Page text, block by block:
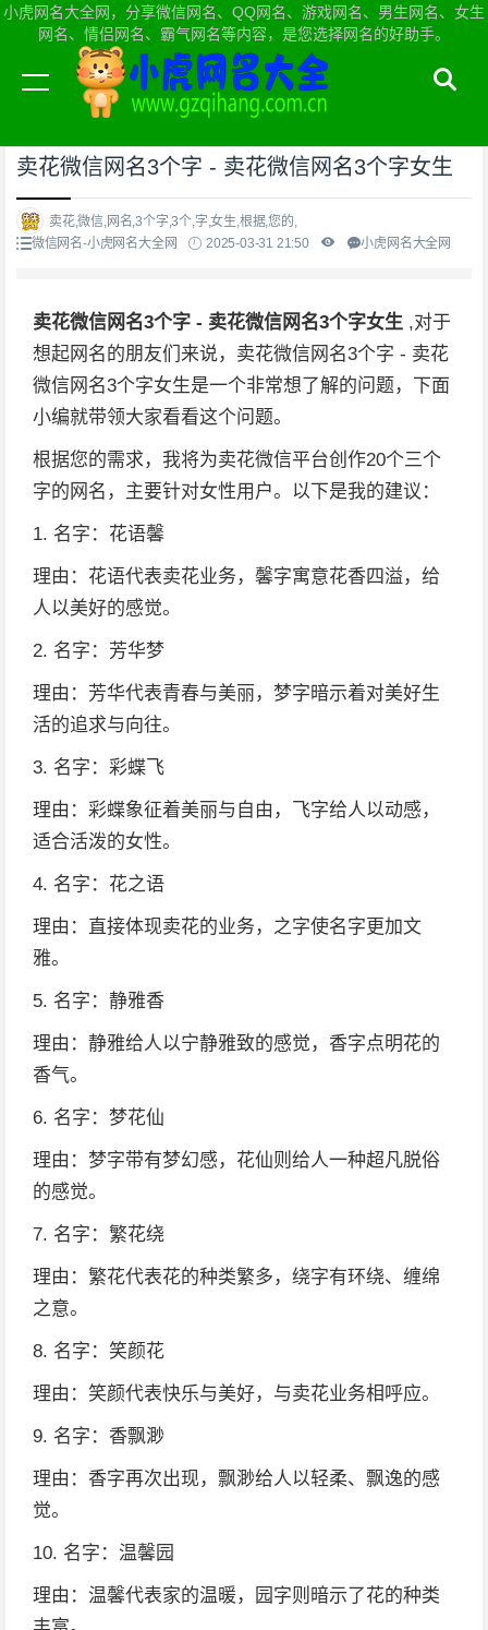
小虎网名大全网，分享微信网名、QQ网名、游戏网名、男生网名、女生
网名、情侣网名、霸气网名等内容，是您选择网名的好助手。
当前位置：小虎网名大全网首页>微信网名
卖花微信网名3个字 - 卖花微信网名3个字女生
卖花,微信,网名,3个字,3个,字,女生,根据,您的,
微信网名-小虎网名大全网
2025-03-31 21:50 小虎网名大全网
卖花微信网名3个字 - 卖花微信网名3个字女生 ,对于
想起网名的朋友们来说，卖花微信网名3个字 - 卖花
微信网名3个字女生是一个非常想了解的问题，下面
小编就带领大家看看这个问题。
根据您的需求，我将为卖花微信平台创作20个三个
字的网名，主要针对女性用户。以下是我的建议：
1. 名字：花语馨
理由：花语代表卖花业务，馨字寓意花香四溢，给
人以美好的感觉。
2. 名字：芳华梦
理由：芳华代表青春与美丽，梦字暗示着对美好生
活的追求与向往。
3. 名字：彩蝶飞
理由：彩蝶象征着美丽与自由，飞字给人以动感，
适合活泼的女性。
4. 名字：花之语
理由：直接体现卖花的业务，之字使名字更加文
雅。
5. 名字：静雅香
理由：静雅给人以宁静雅致的感觉，香字点明花的
香气。
6. 名字：梦花仙
理由：梦字带有梦幻感，花仙则给人一种超凡脱俗
的感觉。
7. 名字：繁花绕
理由：繁花代表花的种类繁多，绕字有环绕、缠绵
之意。
8. 名字：笑颜花
理由：笑颜代表快乐与美好，与卖花业务相呼应。
9. 名字：香飘渺
理由：香字再次出现，飘渺给人以轻柔、飘逸的感
觉。
10. 名字：温馨园
理由：温馨代表家的温暖，园字则暗示了花的种类